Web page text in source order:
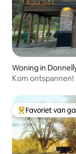
Woning in
Kom
Topfavoriet van
Favoriet van